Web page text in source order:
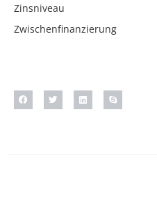
Zinsniveau
Zwischenfinanzierung